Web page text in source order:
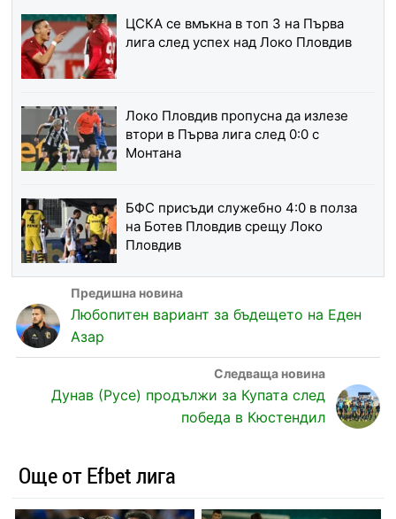
ЦСКА се вмъкна в топ 3 на Първа
лига след успех над Локо Пловдив
Локо Пловдив пропусна да излезе
втори в Първа лига след 0:0 с
Монтана
БФС присъди служебно 4:0 в полза
на Ботев Пловдив срещу Локо
Пловдив
Любопитен вариант за бъдещето на Еден
Азар
Дунав (Русе) продължи за Купата след
победа в Кюстендил
Още от Efbet лига